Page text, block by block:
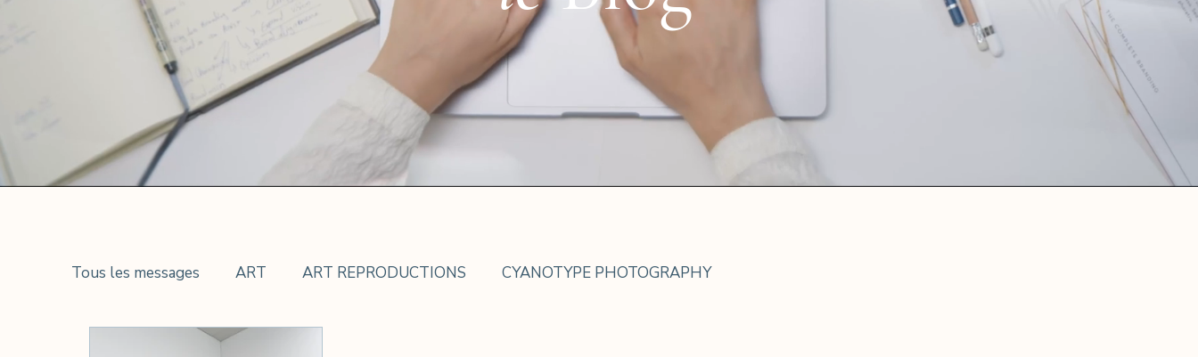
Tous les messages ART ART REPRODUCTIONS CYANOTYPE PHOTOGRAPHY